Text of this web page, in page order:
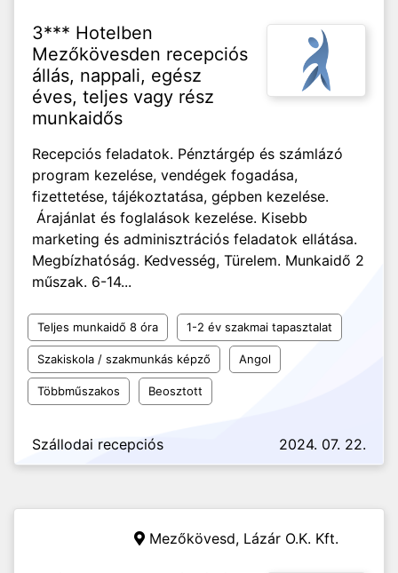
3*** Hotelben
Mezőkövesden recepciós
állás, nappali, egész
éves, teljes vagy rész
munkaidős
Recepciós feladatok. Pénztárgép és számlázó
program kezelése, vendégek fogadása,
fizettetése, tájékoztatása, gépben kezelése.
Árajánlat és foglalások kezelése. Kisebb
marketing és adminisztrációs feladatok ellátása.
Megbízhatóság. Kedvesség, Türelem. Munkaidő 2
műszak. 6-14...
Teljes munkaidő 8 óra 1-2 év szakmai tapasztalat
Szakiskola / szakmunkás képző Angol
Többműszakos Beosztott
Szállodai recepciós 2024. 07. 22.
Mezőkövesd, Lázár O.K. Kft.